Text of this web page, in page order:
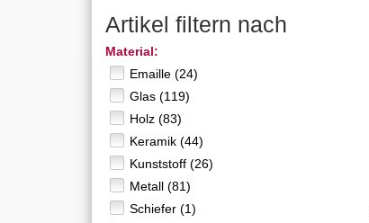
Artikel filtern nach
Material:
Emaille (24)
Glas (119)
Holz (83)
Keramik (44)
Kunststoff (26)
Metall (81)
Schiefer (1)